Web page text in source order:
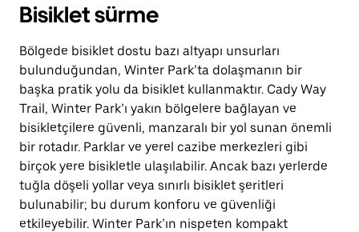
Bisiklet sürme
Bölgede bisiklet dostu bazı altyapı unsurları
bulunduğundan, Winter Park’ta dolaşmanın bir
başka pratik yolu da bisiklet kullanmaktır. Cady Way
Trail, Winter Park’ı yakın bölgelere bağlayan ve
bisikletçilere güvenli, manzaralı bir yol sunan önemli
bir rotadır. Parklar ve yerel cazibe merkezleri gibi
birçok yere bisikletle ulaşılabilir. Ancak bazı yerlerde
tuğla döşeli yollar veya sınırlı bisiklet şeritleri
bulunabilir; bu durum konforu ve güvenliği
etkileyebilir. Winter Park’ın nispeten kompakt